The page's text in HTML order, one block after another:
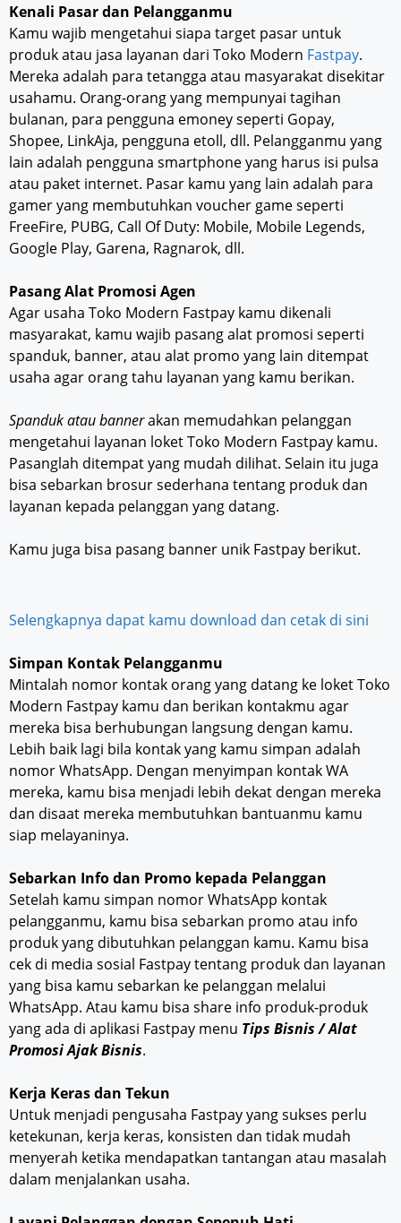
Kenali Pasar dan Pelangganmu
Kamu wajib mengetahui siapa target pasar untuk
produk atau jasa layanan dari Toko Modern Fastpay.
Mereka adalah para tetangga atau masyarakat disekitar
usahamu. Orang-orang yang mempunyai tagihan
bulanan, para pengguna emoney seperti Gopay,
Shopee, LinkAja, pengguna etoll, dll. Pelangganmu yang
lain adalah pengguna smartphone yang harus isi pulsa
atau paket internet. Pasar kamu yang lain adalah para
gamer yang membutuhkan voucher game seperti
FreeFire, PUBG, Call Of Duty: Mobile, Mobile Legends,
Google Play, Garena, Ragnarok, dll.
Pasang Alat Promosi Agen
Agar usaha Toko Modern Fastpay kamu dikenali
masyarakat, kamu wajib pasang alat promosi seperti
spanduk, banner, atau alat promo yang lain ditempat
usaha agar orang tahu layanan yang kamu berikan.
Spanduk atau bannerakan memudahkan pelanggan
mengetahui layanan loket Toko Modern Fastpay kamu.
Pasanglah ditempat yang mudah dilihat. Selain itu juga
bisa sebarkan brosur sederhana tentang produk dan
layanan kepada pelanggan yang datang.
Kamu juga bisa pasang banner unik Fastpay berikut.
Selengkapnya dapat kamu download dan cetak di sini
Simpan Kontak Pelangganmu
Mintalah nomor kontak orang yang datang ke loket Toko
Modern Fastpay kamu dan berikan kontakmu agar
mereka bisa berhubungan langsung dengan kamu.
Lebih baik lagi bila kontak yang kamu simpan adalah
nomor WhatsApp. Dengan menyimpan kontak WA
mereka, kamu bisa menjadi lebih dekat dengan mereka
dan disaat mereka membutuhkan bantuanmu kamu
siap melayaninya.
Sebarkan Info dan Promo kepada Pelanggan
Setelah kamu simpan nomor WhatsApp kontak
pelangganmu, kamu bisa sebarkan promo atau info
produk yang dibutuhkan pelanggan kamu. Kamu bisa
cek di media sosial Fastpay tentang produk dan layanan
yang bisa kamu sebarkan ke pelanggan melalui
WhatsApp. Atau kamu bisa share info produk-produk
yang ada di aplikasi Fastpay menu Tips Bisnis / Alat
Promosi Ajak Bisnis.
Kerja Keras dan Tekun
Untuk menjadi pengusaha Fastpay yang sukses perlu
ketekunan, kerja keras, konsisten dan tidak mudah
menyerah ketika mendapatkan tantangan atau masalah
dalam menjalankan usaha.